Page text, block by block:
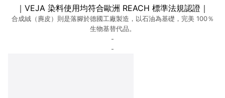
｜VEJA 染料使用均符合歐洲 REACH 標準法規認證｜
合成絨（麂皮）則是落腳於德國工廠製造，以石油為基礎，完美 100％
生物基替代品。